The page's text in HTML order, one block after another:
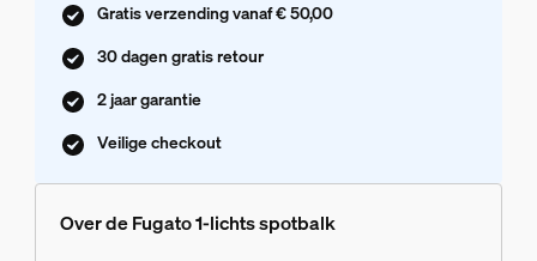
Gratis verzending vanaf € 50,00
30 dagen gratis retour
2 jaar garantie
Veilige checkout
Over de Fugato 1-lichts spotbalk